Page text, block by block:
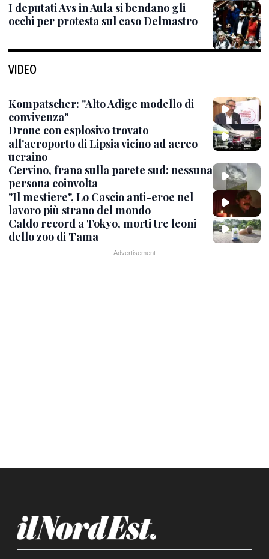
I deputati Avs in Aula si bendano gli
occhi per protesta sul caso Delmastro
VIDEO
Kompatscher: "Alto Adige modello di
convivenza"
Drone con esplosivo trovato
all'aeroporto di Lipsia vicino ad aereo
ucraino
Cervino, frana sulla parete sud: nessuna
persona coinvolta
"Il mestiere", Lo Cascio anti-eroe nel
lavoro più strano del mondo
Caldo record a Tokyo, morti tre leoni
dello zoo di Tama